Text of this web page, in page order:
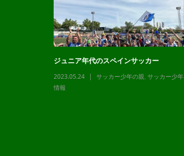
ジュニア年代のスペインサッカー
2023.05.24 サッカー少年の親, サッカー少年
情報